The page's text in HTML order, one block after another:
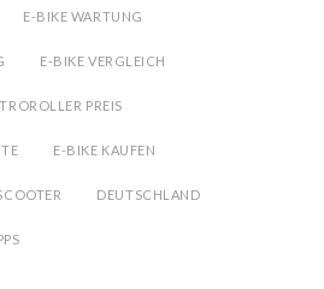
E-BIKE WARTUNG
E-BIKE VERGLEICH
PREIS
E-BIKE KAUFEN
DEUTSCHLAND